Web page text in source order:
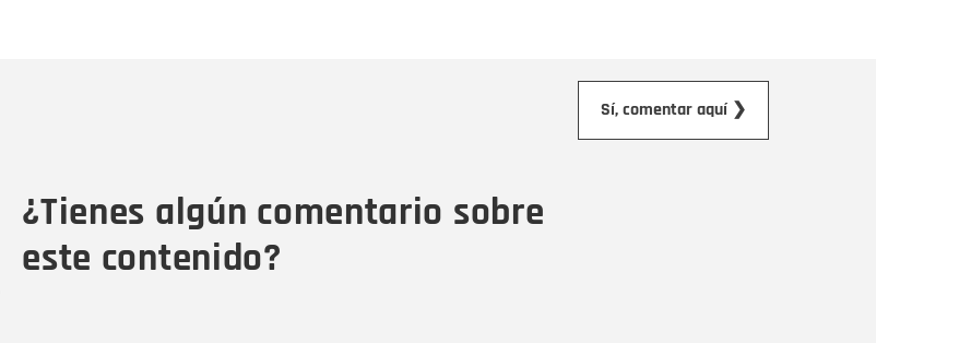
¿Tienes algún comentario sobre
este contenido?
Sí, comentar aquí ❯